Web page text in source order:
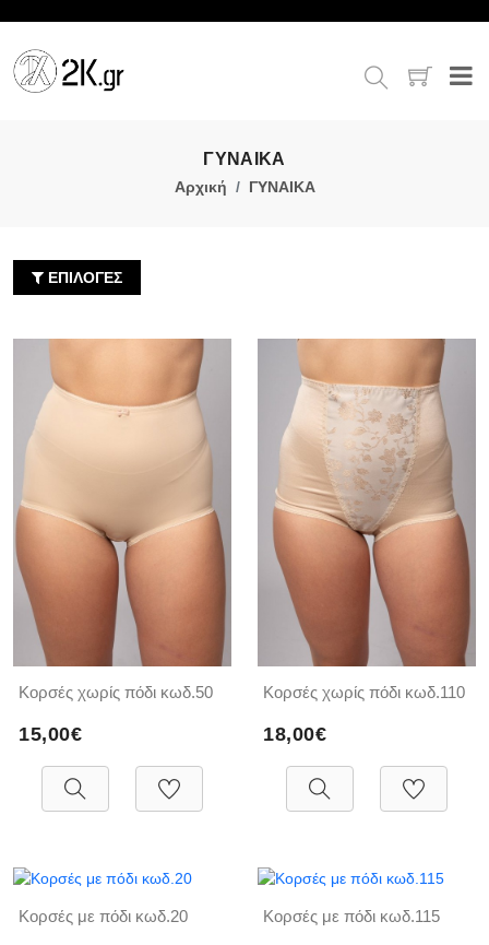
ΓΥΝΑΙΚΑ
Αρχική ΓΥΝΑΙΚΑ
ΕΠΙΛΟΓΕΣ
Κορσές χωρίς πόδι κωδ.50
15,00€
Κορσές χωρίς πόδι κωδ.110
18,00€
Κορσές με πόδι κωδ.20 Κορσές με πόδι κωδ.115